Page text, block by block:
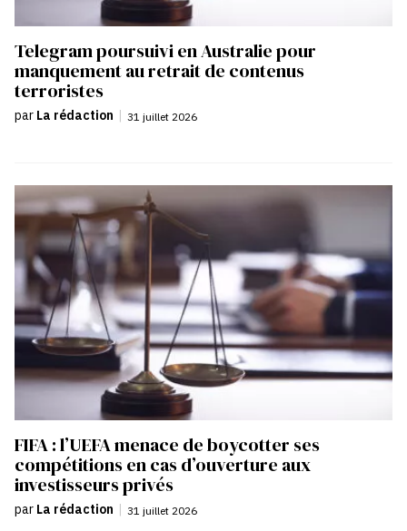
Telegram poursuivi en Australie pour
manquement au retrait de contenus
terroristes
par La rédaction 31 juillet 2026
FIFA : l’UEFA menace de boycotter ses
compétitions en cas d’ouverture aux
investisseurs privés
par La rédaction | 31 juillet 2026